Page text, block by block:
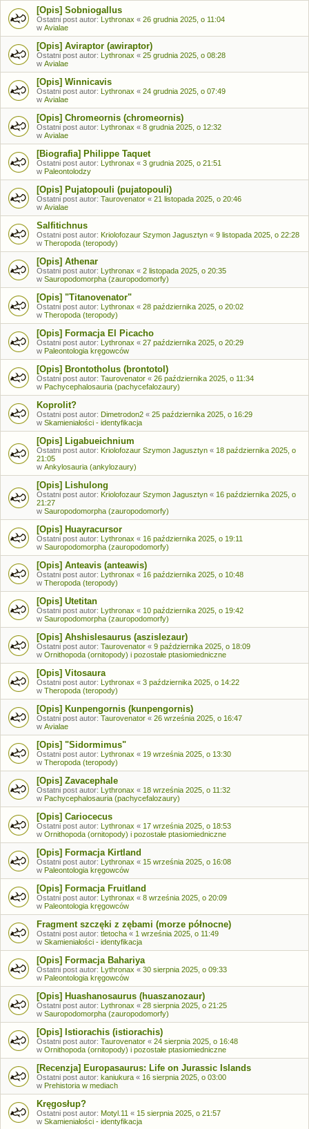
[Opis] Sobniogallus
Ostatni post autor: Lythronax « 26 grudnia 2025, o 11:04
w Avialae
[Opis] Aviraptor (awiraptor)
Ostatni post autor: Lythronax « 25 grudnia 2025, o 08:28
w Avialae
[Opis] Winnicavis
Ostatni post autor: Lythronax « 24 grudnia 2025, o 07:49
w Avialae
[Opis] Chromeornis (chromeornis)
Ostatni post autor: Lythronax « 8 grudnia 2025, o 12:32
w Avialae
[Biografia] Philippe Taquet
Ostatni post autor: Lythronax « 3 grudnia 2025, o 21:51
w Paleontolodzy
[Opis] Pujatopouli (pujatopouli)
Ostatni post autor: Taurovenator « 21 listopada 2025, o 20:46
w Avialae
Salfitichnus
Ostatni post autor: Kriolofozaur Szymon Jagusztyn « 9 listopada 2025, o 22:28
w Theropoda (teropody)
[Opis] Athenar
Ostatni post autor: Lythronax « 2 listopada 2025, o 20:35
w Sauropodomorpha (zauropodomorfy)
[Opis] "Titanovenator"
Ostatni post autor: Lythronax « 28 października 2025, o 20:02
w Theropoda (teropody)
[Opis] Formacja El Picacho
Ostatni post autor: Lythronax « 27 października 2025, o 20:29
w Paleontologia kręgowców
[Opis] Brontotholus (brontotol)
Ostatni post autor: Taurovenator « 26 października 2025, o 11:34
w Pachycephalosauria (pachycefalozaury)
Koprolit?
Ostatni post autor: Dimetrodon2 « 25 października 2025, o 16:29
w Skamieniałości - identyfikacja
[Opis] Ligabueichnium
Ostatni post autor: Kriolofozaur Szymon Jagusztyn « 18 października 2025, o
21:05
w Ankylosauria (ankylozaury)
[Opis] Lishulong
Ostatni post autor: Kriolofozaur Szymon Jagusztyn « 16 października 2025, o
21:27
w Sauropodomorpha (zauropodomorfy)
[Opis] Huayracursor
Ostatni post autor: Lythronax « 16 października 2025, o 19:11
w Sauropodomorpha (zauropodomorfy)
[Opis] Anteavis (anteawis)
Ostatni post autor: Lythronax « 16 października 2025, o 10:48
w Theropoda (teropody)
[Opis] Utetitan
Ostatni post autor: Lythronax « 10 października 2025, o 19:42
w Sauropodomorpha (zauropodomorfy)
[Opis] Ahshislesaurus (aszislezaur)
Ostatni post autor: Taurovenator « 9 października 2025, o 18:09
w Ornithopoda (ornitopody) i pozostałe ptasiomiedniczne
[Opis] Vitosaura
Ostatni post autor: Lythronax « 3 października 2025, o 14:22
w Theropoda (teropody)
[Opis] Kunpengornis (kunpengornis)
Ostatni post autor: Taurovenator « 26 września 2025, o 16:47
w Avialae
[Opis] "Sidormimus"
Ostatni post autor: Lythronax « 19 września 2025, o 13:30
w Theropoda (teropody)
[Opis] Zavacephale
Ostatni post autor: Lythronax « 18 września 2025, o 11:32
w Pachycephalosauria (pachycefalozaury)
[Opis] Cariocecus
Ostatni post autor: Lythronax « 17 września 2025, o 18:53
w Ornithopoda (ornitopody) i pozostałe ptasiomiedniczne
[Opis] Formacja Kirtland
Ostatni post autor: Lythronax « 15 września 2025, o 16:08
w Paleontologia kręgowców
[Opis] Formacja Fruitland
Ostatni post autor: Lythronax « 8 września 2025, o 20:09
w Paleontologia kręgowców
Fragment szczęki z zębami (morze północne)
Ostatni post autor: tletocha « 1 września 2025, o 11:49
w Skamieniałości - identyfikacja
[Opis] Formacja Bahariya
Ostatni post autor: Lythronax « 30 sierpnia 2025, o 09:33
w Paleontologia kręgowców
[Opis] Huashanosaurus (huaszanozaur)
Ostatni post autor: Lythronax « 28 sierpnia 2025, o 21:25
w Sauropodomorpha (zauropodomorfy)
[Opis] Istiorachis (istiorachis)
Ostatni post autor: Taurovenator « 24 sierpnia 2025, o 16:48
w Ornithopoda (ornitopody) i pozostałe ptasiomiedniczne
[Recenzja] Europasaurus: Life on Jurassic Islands
Ostatni post autor: kaniukura « 16 sierpnia 2025, o 03:00
w Prehistoria w mediach
Kręgosłup?
Ostatni post autor: Motyl.11 « 15 sierpnia 2025, o 21:57
w Skamieniałości - identyfikacja